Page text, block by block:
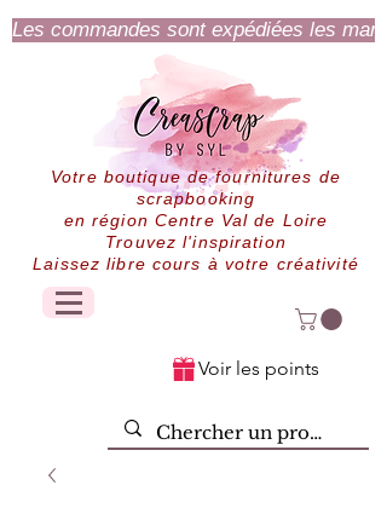
Les commandes sont expédiées les
Votre boutique de fournitures de
scrapbooking
en région Centre Val de Loire
Trouvez l'inspiration
Laissez libre cours à votre créativité
Voir les points